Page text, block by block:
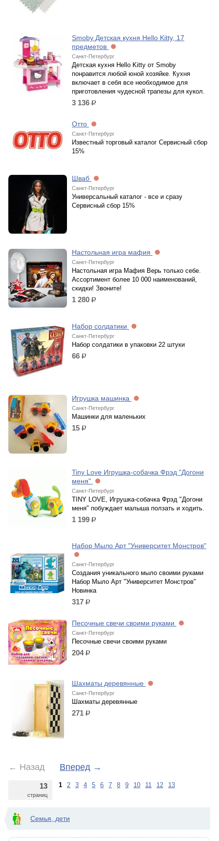
Smoby Детская кухня Hello Kitty, 17
предметов
Санкт-Петербург
Детская кухня Hello Kitty от Smoby
понравится любой юной хозяйке. Кухня
включает в себя все необходимое для
приготовления чудесной трапезы для кукол.
3 136 р.
Отто
Санкт-Петербург
Известный торговый каталог Сервисный сбор
15%
Шваб
Санкт-Петербург
Универсальный каталог - все и сразу
Сервисный сбор 15%
Настольная игра мафия
Санкт-Петербург
Настольная игра Мафия Верь только себе.
Ассортимент более 10 000 наименований,
скидки! Звоните!
1 280 р.
Набор солдатики
Санкт-Петербург
Набор солдатики в упаковки 22 штуки
66 р.
Игрушка машинка
Санкт-Петербург
Машинки для маленьких
15 р.
Tiny Love Игрушка-собачка Фрэд "Догони
меня"
Санкт-Петербург
TINY LOVE, Игрушка-собачка Фрэд "Догони
меня" побуждает малыша ползать и ходить.
1 199 р.
Набор Мыло Арт "Университет Монстров"
Санкт-Петербург
Создания уникального мыло своими руками
Набор Мыло Арт "Университет Монстров"
Новинка
317 р.
Песочные свечи своими руками
Санкт-Петербург
Песочные свечи своими руками
204р.
Шахматы деревянные
Санкт-Петербург
Шахматы деревянные
271 р.
← Назад Вперед →
13
страниц
1 2 3 4 5 6 7 8 9 10 11 12 13
Семья, дети